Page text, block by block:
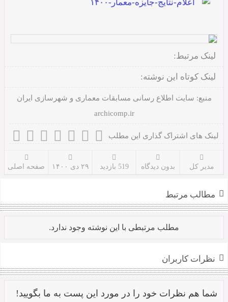
لینک مرتبط:
لینک کوتاه این نوشته:
منبع: سایت اطلاع رسانی مسابقات معماری و شهرسازی ایران
archicomp.ir
لینک های اشتراک گذاری این مطلب
مدیر کل بدون دیدگاه 519 بازدید ۲۹ دی ۱۴۰۰ صفحه اصلی
مطالب مرتبط
مطلب مرتبطی با این نوشته وجود ندارد.
نظرات کاربران
شما هم نظرات خود را در مورد این پست به ما بگویید!